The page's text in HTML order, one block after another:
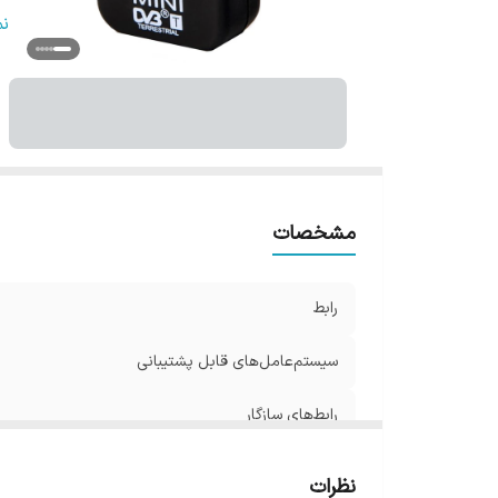
مشخصات
رابط
سیستم‌عامل‌های قابل پشتیبانی
رابط‌های سازگار
نظرات